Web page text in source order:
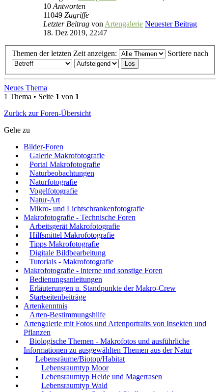
10 Antworten
11049 Zugriffe
Letzter Beitrag von Artengalerie Neuester Beitrag
18. Dez 2019, 22:47
Themen der letzten Zeit anzeigen: Sortiere nach
Neues Thema
1 Thema • Seite 1 von 1
Zurück zur Foren-Übersicht
Gehe zu
Bilder-Foren
Galerie Makrofotografie
Portal Makrofotografie
Naturbeobachtungen
Naturfotografie
Vogelfotografie
Natur-Art
Mikro- und Lichtschrankenfotografie
Makrofotografie - Technische Foren
Arbeitsgerät Makrofotografie
Hilfsmittel Makrofotografie
Tipps Makrofotografie
Digitale Bildbearbeitung
Tutorials - Makrofotografie
Makrofotografie - interne und sonstige Foren
Bedienungsanleitungen
Erläuterungen u. Standpunkte der Makro-Crew
Startseitenbeiträge
Artenkenntnis
Arten-Bestimmungshilfe
Artengalerie mit Fotos und Artenportraits von Insekten und
Pflanzen
Biologische Themen - Makrofotos und ausführliche
Informationen zu ausgewählten Themen aus der Natur
Lebensräume/Biotop/Habitat
Lebensraumtyp Moor
Lebensraumtyp Heide und Magerrasen
Lebensraumtyp Wald